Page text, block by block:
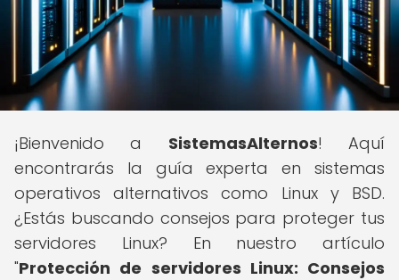
¡Bienvenido a SistemasAlternos! Aquí
encontrarás la guía experta en sistemas
operativos alternativos como Linux y BSD.
¿Estás buscando consejos para proteger tus
servidores Linux? En nuestro artículo
"Protección de servidores Linux: Consejos